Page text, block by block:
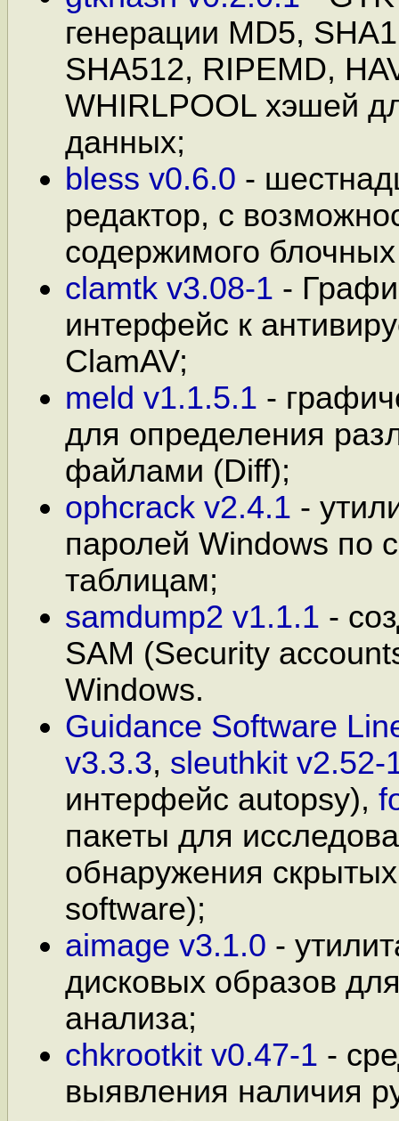
генерации MD5,
SHA512, RIPEMD,
WHIRLPOOL хэшей
данных;
bless v0.6.0 -
редактор, с
содержимого блочных
clamtk v3.08-1 -
интерфейс к
ClamAV;
meld v1.1.5.1 -
для определения
файлами (Diff);
ophcrack v2.4.1 -
паролей Windows по
таблицам;
samdump2 v1.1.1 -
SAM (Security
Windows.
Guidance Software
v3.3.3, sleuthkit v2.52-
интерфейс autopsy),
пакеты для
обнаружения
software);
aimage v3.1.0 -
дисковых образов
анализа;
chkrootkit v0.47-1 -
выявления наличия